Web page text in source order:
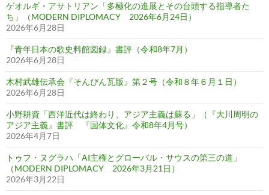
ゲオルギ・アサトリアン「多極化の進展とその台頭する指導者た
ち」（MODERN DIPLOMACY 2026年6月24日）
2026年6月28日
『青年日本の歌史料館図録』書評（令和8年7月）
2026年6月28日
木村武雄伝承会『そんぴん瓦版』第２号（令和８年６月１日）
2026年6月28日
小野耕資「西洋近代は終わり、アジア主義は蘇る」（『大川周明の
アジア主義』書評 『国体文化』令和8年4月号）
2026年4月7日
トゥフ・ヌグラハ「AI主権とグローバル・サウスの第三の道」
（MODERN DIPLOMACY 2026年3月21日）
2026年3月22日